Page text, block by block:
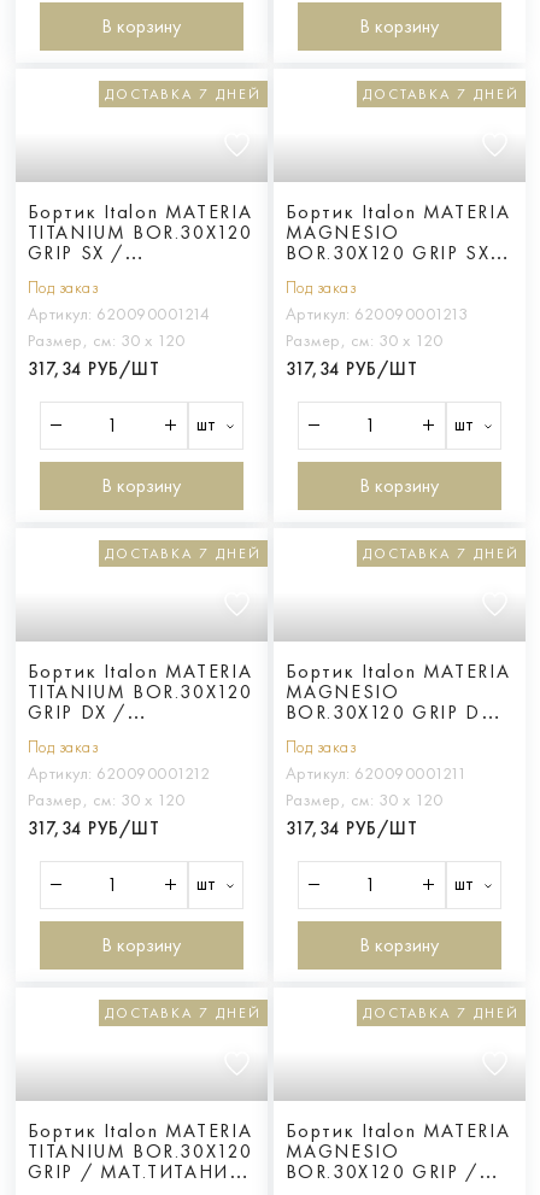
В корзину В корзину
ДОСТАВКА 7 ДНЕЙ
Бортик Italon MATERIA
TITANIUM BOR.30X120
GRIP SX /
ГРИП ЛЕВ
Под заказ
Артикул: 620090001214
Размер, см: 30 х 120
317,34 РУБ/ШТ
шт
В корзину
ДОСТАВКА 7 ДНЕЙ
Бортик Italon MATERIA
MAGNESIO
BOR.30X120 GRIP SX /
30X120 ГРИП ЛЕВ
Под заказ
Артикул: 620090001213
Размер, см: 30 х 120
317,34 РУБ/ШТ
шт
В корзину
ДОСТАВКА 7 ДНЕЙ
Бортик Italon MATERIA
TITANIUM BOR.30X120
GRIP DX /
ГРИП ПР
Под заказ
Артикул: 620090001212
Размер, см: 30 х 120
317,34 РУБ/ШТ
шт
В корзину
ДОСТАВКА 7 ДНЕЙ
Бортик Italon MATERIA
MAGNESIO
BOR.30X120 GRIP DX /
30X120 ГРИП ПР
Под заказ
Артикул: 620090001211
Размер, см: 30 х 120
317,34 РУБ/ШТ
шт
В корзину
ДОСТАВКА 7 ДНЕЙ
Бортик Italon MATERIA
TITANIUM BOR.30X120
GRIP / МАТ.ТИТАНИО
ДОСТАВКА 7 ДНЕЙ
Бортик Italon MATERIA
MAGNESIO
BOR.30X120 GRIP /